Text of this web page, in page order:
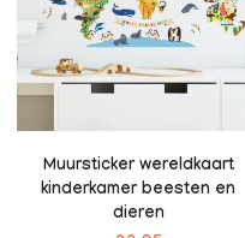
Muursticker wereldkaart
kinderkamer beesten en
dieren